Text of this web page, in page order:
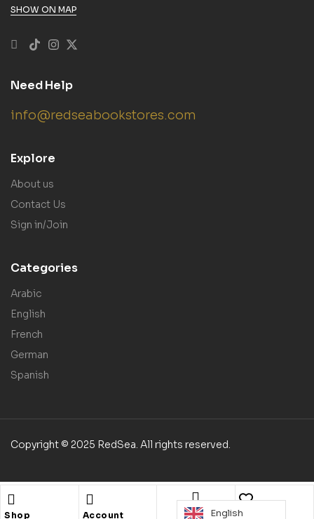
Shop Account Search Wishlist
SHOW ON MAP
Need Help
info@redseabookstores.com
Explore
About us
Contact Us
Sign in/Join
Categories
Arabic
English
French
German
Spanish
Copyright © 2025 RedSea. All rights reserved.
English